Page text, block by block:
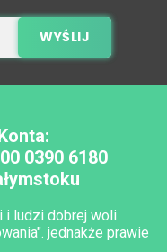
0390 6180
i ludzi dobrej woli
jednakże prawie